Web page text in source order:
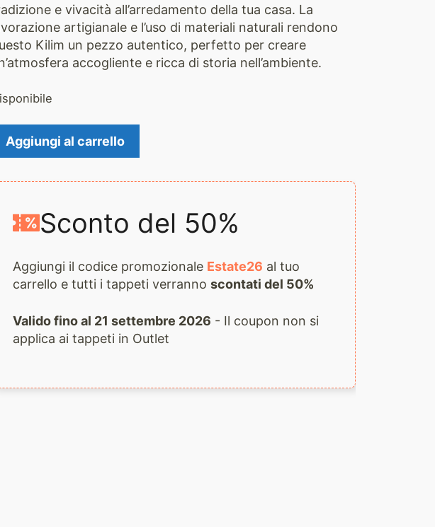
e vivacità all’arredamento della tua casa. La
artigianale e l’uso di materiali naturali rendono
Kilim un pezzo autentico, perfetto per creare
accogliente e ricca di storia nell’ambiente.
Aggiungi al carrello
Sconto del 50%
Aggiungi il codice promozionale Estate26 al tuo
carrello e tutti i tappeti verranno scontati del 50%
Valido fino al 21 settembre 2026 - Il coupon non si
applica ai tappeti in Outlet